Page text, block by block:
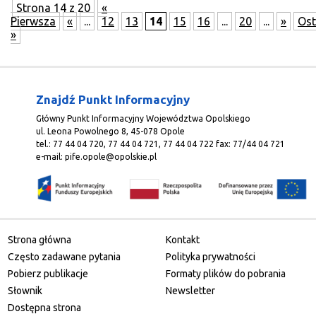
Strona 14 z 20
«
Pierwsza
« ... 12 13 14 15 16 ... 20 ... »
»
Znajdź Punkt Informacyjny
Główny Punkt Informacyjny Województwa Opolskiego
ul. Leona Powolnego 8, 45-078 Opole
tel.: 77 44 04 720, 77 44 04 721, 77 44 04 722 fax: 77/44 04 721
e-mail:pife.opole@opolskie.pl
Strona główna
Często zadawane pytania
Pobierz publikacje
Słownik
Dostępna strona
Kontakt
Polityka prywatności
Formaty plików do pobrania
Newsletter